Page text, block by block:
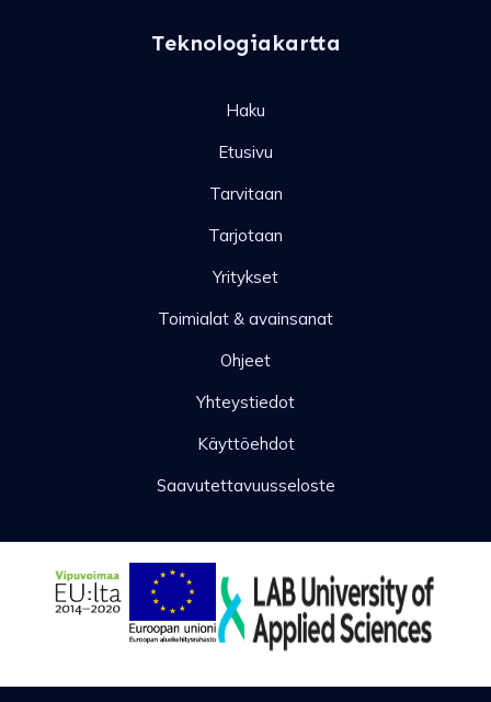
Teknologiakartta
Haku
Etusivu
Tarvitaan
Tarjotaan
Yritykset
Toimialat & avainsanat
Ohjeet
Yhteystiedot
Käyttöehdot
Saavutettavuusseloste